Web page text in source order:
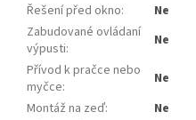
Řešení před okno:
Ne
Zabudované ovládaní
výpusti:
Ne
Přívod k pračce nebo
myčce:
Ne
Montáž na zeď:
Ne